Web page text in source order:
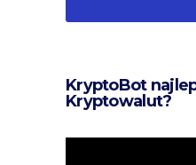
KryptoBot
Kryptowalut?